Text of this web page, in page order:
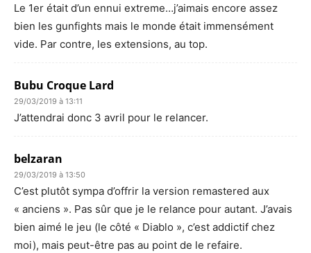
Le 1er était d’un ennui extreme…j’aimais encore assez
bien les gunfights mais le monde était immensément
vide. Par contre, les extensions, au top.
Bubu Croque Lard
29/03/2019 à 13:11
J’attendrai donc 3 avril pour le relancer.
belzaran
29/03/2019 à 13:50
C’est plutôt sympa d’offrir la version remastered aux
« anciens ». Pas sûr que je le relance pour autant. J’avais
bien aimé le jeu (le côté « Diablo », c’est addictif chez
moi), mais peut-être pas au point de le refaire.